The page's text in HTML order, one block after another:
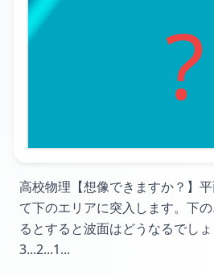
?
高校物理【想像できますか？】
て下のエリアに突入します。 下
るとすると波面はどうなるでしょ
3...2...1...